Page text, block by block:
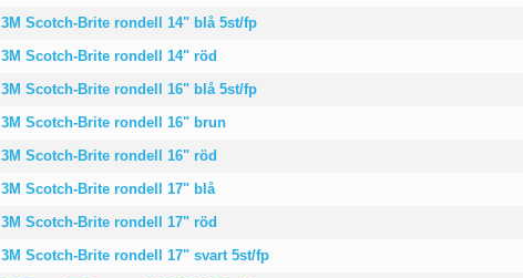
3M Scotch-Brite rondell 14" blå 5st/fp
3M Scotch-Brite rondell 14" röd
3M Scotch-Brite rondell 16" blå 5st/fp
3M Scotch-Brite rondell 16" brun
3M Scotch-Brite rondell 16" röd
3M Scotch-Brite rondell 17" blå
3M Scotch-Brite rondell 17" röd
3M Scotch-Brite rondell 17" svart 5st/fp